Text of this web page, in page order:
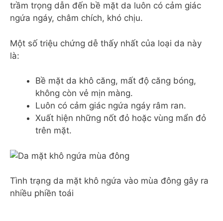
trầm trọng dẫn đến bề mặt da luôn có cảm giác
ngứa ngáy, châm chích, khó chịu.
Một số triệu chứng dễ thấy nhất của loại da này
là:
Bề mặt da khô căng, mất độ căng bóng,
không còn vẻ mịn màng.
Luôn có cảm giác ngứa ngáy râm ran.
Xuất hiện những nốt đỏ hoặc vùng mẩn đỏ
trên mặt.
Tình trạng da mặt khô ngứa vào mùa đông gây ra
nhiều phiền toái